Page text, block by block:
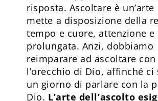
risposta. Ascoltare è un’arte
mette a disposizione della
tempo e cuore, attenzione
prolungata. Anzi, dobbiamo
reimparare ad ascoltare con
l’orecchio di Dio, affinché ci
un giorno di parlare con la
Dio. L’arte dell’ascolto